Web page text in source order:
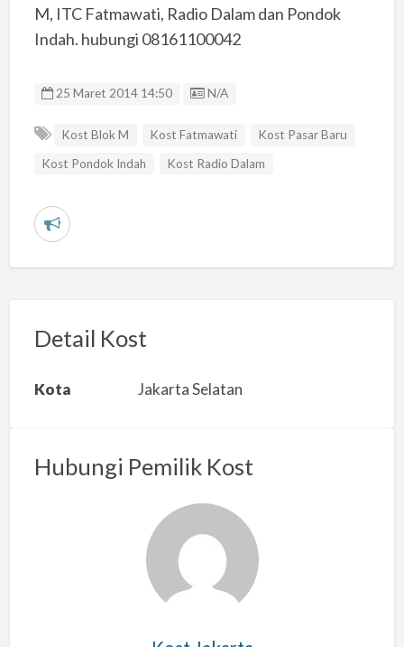
M, ITC Fatmawati, Radio Dalam dan Pondok
Indah. hubungi 08161100042
25 Maret 2014 14:50 Listing ID
N/A
Kost Blok M Kost Fatmawati
Kost Pasar Baru
Kost Pondok Indah
Kost Radio Dalam
L
r
a
s
Detail Kost
Kota Jakarta Selatan
Hubungi Pemilik Kost